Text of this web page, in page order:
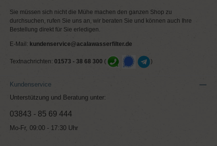
Sie müssen sich nicht die Mühe machen den ganzen Shop zu
durchsuchen, rufen Sie uns an, wir beraten Sie und können auch Ihre
Bestellung direkt für Sie erledigen.
E-Mail: kundenservice@acalawasserfilter.de
Textnachrichten: 01573 - 38 68 300 ( )
Kundenservice
Unterstützung und Beratung unter:
03843 - 85 69 444
Mo-Fr, 09:00 - 17:30 Uhr